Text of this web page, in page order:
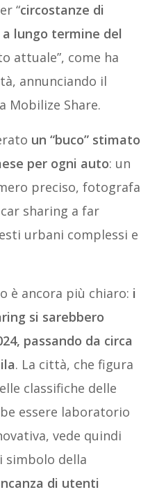
“circostanze di
lungo termine del
attuale”, come ha
annunciando il
Mobilize Share.
un “buco” stimato
per ogni auto: un
preciso, fotografa
sharing a far
urbani complessi e
è ancora più chiaro: i
si sarebbero
passando da circa
. La città, che figura
classifiche delle
essere laboratorio
vede quindi
simbolo della
di utenti